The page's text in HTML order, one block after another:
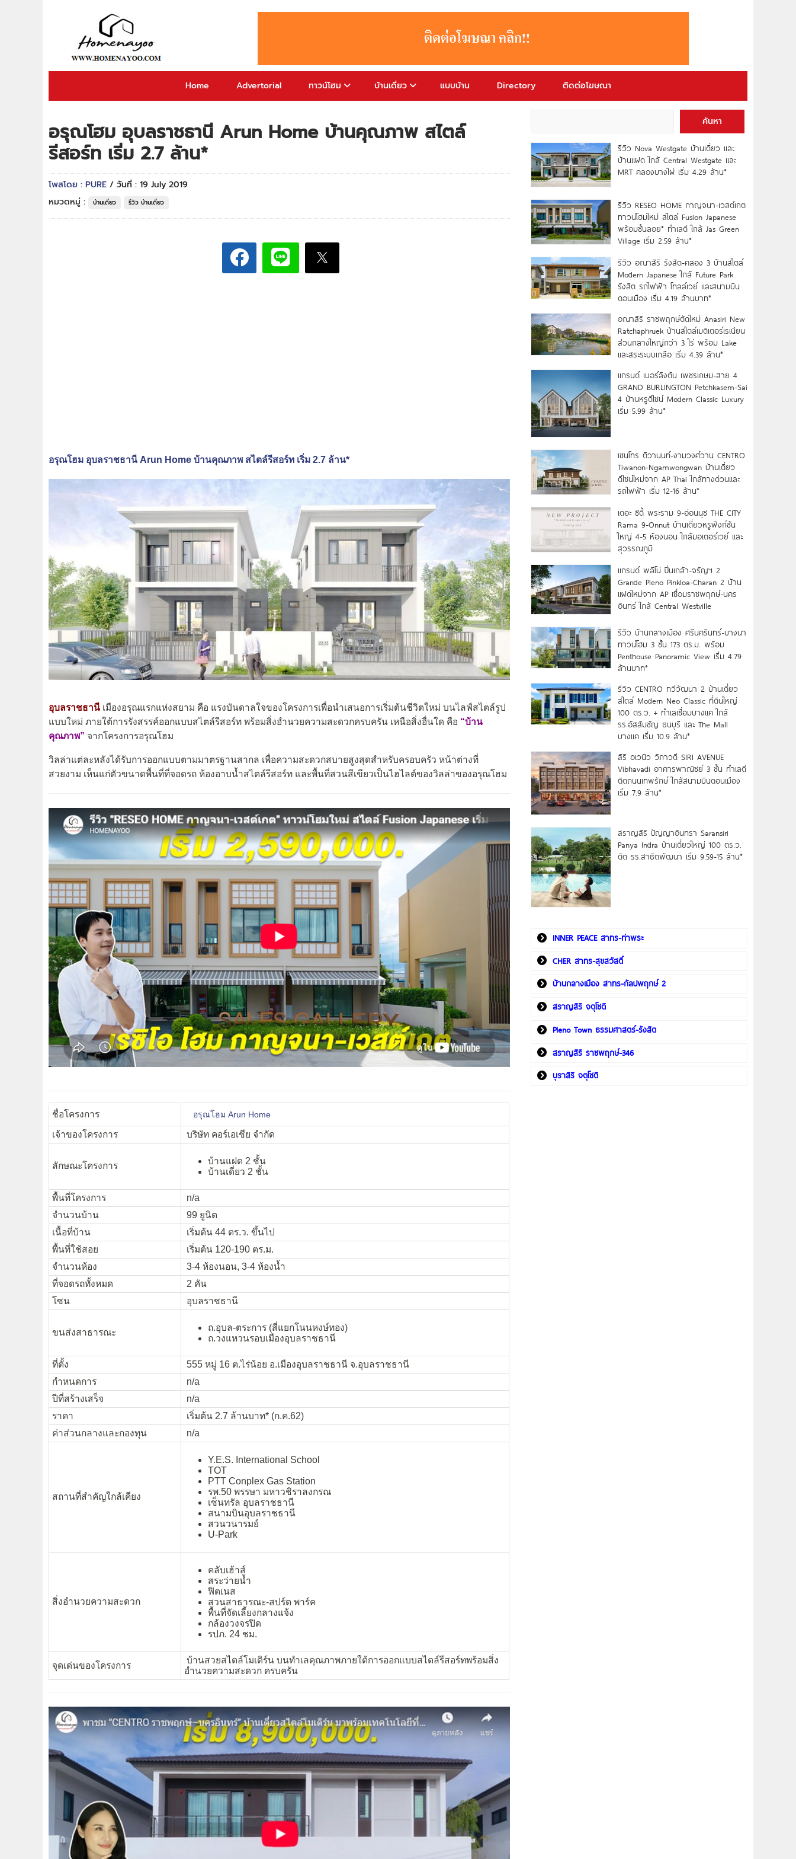
Home Advertorial ทาวน์โฮม บ้านเดี่ยว แบบบ้าน Directory ติดต่อโฆษณา
อรุณโฮม อุบลราชธานี Arun Home บ้านคุณภาพ สไตล์
รีสอร์ท เริ่ม 2.7 ล้าน*
โพสโดย : PURE / วันที่ : 19 July 2019
หมวดหมู่ :
บ้านเดี่ยว รีวิว บ้านเดี่ยว
อรุณโฮม อุบลราชธานี Arun Home บ้านคุณภาพ สไตล์รีสอร์ท เริ่ม 2.7 ล้าน*
อุบลราชธานี เมืองอรุณแรกแห่งสยาม คือ แรงบันดาลใจของโครงการเพื่อนำเสนอการเริ่มต้นชีวิตใหม่ บนไลฟ์สไตล์รูป
แบบใหม่ ภายใต้การรังสรรค์ออกแบบสไตล์รีสอร์ท พร้อมสิ่งอำนวยความสะดวกครบครัน เหนือสิ่งอื่นใด คือ “บ้าน
คุณภาพ” จากโครงการอรุณโฮม
วิลล่าแต่ละหลังได้รับการออกแบบตามมาตรฐานสากล เพื่อความสะดวกสบายสูงสุดสำหรับครอบครัว หน้าต่างที่
สวยงาม เห็นแก่ตัวขนาดพื้นที่ที่จอดรถ ห้องอาบน้ำสไตล์รีสอร์ท และพื้นที่สวนสีเขียวเป็นไฮไลต์ของวิลล่าของอรุณโฮม
ชื่อโครงการ อรุณโฮม Arun Home
เจ้าของโครงการ บริษัท คอร์เอเชีย จำกัด
ลักษณะโครงการ
บ้านแฝด 2 ชั้น
บ้านเดี่ยว 2 ชั้น
พื้นที่โครงการ
n/a
จำนวนบ้าน
99 ยูนิต
เนื้อที่บ้าน
เริ่มต้น 44 ตร.ว. ขึ้นไป
พื้นที่ใช้สอย
เริ่มต้น 120-190 ตร.ม.
จำนวนห้อง
3-4 ห้องนอน, 3-4 ห้องน้ำ
ที่จอดรถทั้งหมด
2 คัน
โซน
อุบลราชธานี
ขนส่งสาธารณะ
ถ.อุบล-ตระการ (สี่แยกโนนหงษ์ทอง)
ถ.วงแหวนรอบเมืองอุบลราชธานี
ที่ตั้ง
555 หมู่ 16 ต.ไร่น้อย อ.เมืองอุบลราชธานี จ.อุบลราชธานี
กำหนดการ
n/a
ปีที่สร้างเสร็จ
n/a
ราคา
เริ่มต้น 2.7 ล้านบาท* (ก.ค.62)
ค่าส่วนกลางและกองทุน
n/a
สถานที่สำคัญใกล้เคียง
Y.E.S. International School
TOT
PTT Conplex Gas Station
รพ.50 พรรษา มหาวชิราลงกรณ
เซ็นทรัล อุบลราชธานี
สนามบินอุบลราชธานี
สวนวนารมย์
U-Park
สิ่งอำนวยความสะดวก
คลับเฮ้าส์
สระว่ายน้ำ
ฟิตเนส
สวนสาธารณะ-สปร์ต พาร์ค
พื้นที่จัดเลี้ยงกลางแจ้ง
กล้องวงจรปิด
รปภ. 24 ชม.
จุดเด่นของโครงการ
บ้านสวยสไตล์โมเดิร์น บนทำเลคุณภาพภายใต้การออกแบบสไตล์รีสอร์ทพร้อมสิ่ง
อำนวยความสะดวก ครบครัน
ค้นหา
รีวิว Nova Westgate บ้านเดี่ยว และ
บ้านแฝด ใกล้ Central Westgate และ
MRT คลองบางไผ่ เริ่ม 4.29 ล้าน*
รีวิว RESEO HOME กาญจนา-เวสต์เกต
ทาวน์โฮมใหม่ สไตล์ Fusion Japanese
พร้อมชั้นลอย* ทำเลดี ใกล้ Jas Green
Village เริ่ม 2.59 ล้าน*
รีวิว อณาสิริ รังสิต-คลอง 3 บ้านสไตล์
Modern Japanese ใกล้ Future Park
รังสิต รถไฟฟ้า โทลล์เวย์ และสนามบิน
ดอนเมือง เริ่ม 4.19 ล้านบาท*
อณาสิริ ราชพฤกษ์ตัดใหม่ Anasiri New
Ratchaphruek บ้านสไตล์เมดิเตอร์เรเนียน
ส่วนกลางใหญ่กว่า 3 ไร่ พร้อม Lake
และสระระบบเกลือ เริ่ม 4.39 ล้าน*
แกรนด์ เบอร์ลิงตัน เพชรเกษม-สาย 4
GRAND BURLINGTON Petchkasem-Sai
4 บ้านหรูดีไซน์ Modern Classic Luxury
เริ่ม 5.99 ล้าน*
เซนโทร ติวานนท์-งามวงศ์วาน CENTRO
Tiwanon-Ngamwongwan บ้านเดี่ยว
ดีไซน์ใหม่จาก AP Thai ใกล้ทางด่วนและ
รถไฟฟ้า เริ่ม 12-16 ล้าน*
เดอะ ซิตี้ พระราม 9-อ่อนนุช THE CITY
Rama 9-Onnut บ้านเดี่ยวหรูฟังก์ชัน
ใหญ่ 4-5 ห้องนอน ใกล้มอเตอร์เวย์ และ
สุวรรณภูมิ
แกรนด์ พลีโน่ ปิ่นเกล้า-จรัญฯ 2
Grande Pleno Pinkloa-Charan 2 บ้าน
แฝดใหม่จาก AP เชื่อมราชพฤกษ์-นคร
อินทร์ ใกล้ Central Westville
รีวิว บ้านกลางเมือง ศรีนครินทร์-บางนา
ทาวน์โฮม 3 ชั้น 173 ตร.ม. พร้อม
Penthouse Panoramic View เริ่ม 4.79
ล้านบาท*
รีวิว CENTRO ทวีวัฒนา 2 บ้านเดี่ยว
สไตล์ Modern Neo Classic ที่ดินใหญ่
100 ตร.ว. + ทำเลเชื่อมบางแค ใกล้
รร.อัสสัมชัญ ธนบุรี และ The Mall
บางแค เริ่ม 10.9 ล้าน*
สิริ อเวนิว วิภาวดี SIRI AVENUE
Vibhavadi อาคารพาณิชย์ 3 ชั้น ทำเลดี
ติดถนนเทพรักษ์ ใกล้สนามบินดอนเมือง
เริ่ม 7.9 ล้าน*
สราญสิริ ปัญญาอินทรา Saransiri
Panya Indra บ้านเดี่ยวใหญ่ 100 ตร.ว.
ดิด รร.สาธิตพัฒนา เริ่ม 9.59-15 ล้าน*
INNER PEACE สาทร-ท่าพระ
CHER สาทร-สุขสวัสดิ์
บ้านกลางเมือง สาทร-กัลปพฤกษ์ 2
สราญสิริ จตุโชติ
Pleno Town ธรรมศาสตร์-รังสิต
สราญสิริ ราชพฤกษ์-346
บุราสิริ จตุโชติ